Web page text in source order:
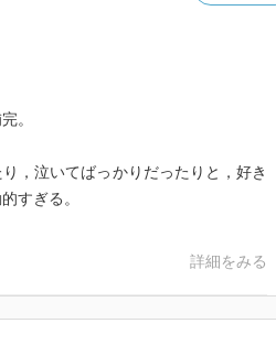
。
，泣いてばっかりだったりと，好き
すぎる。
詳細をみる